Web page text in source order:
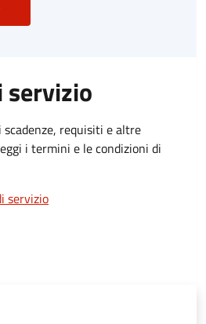
servizio
requisiti e altre
i termini e le condizioni di
servizio